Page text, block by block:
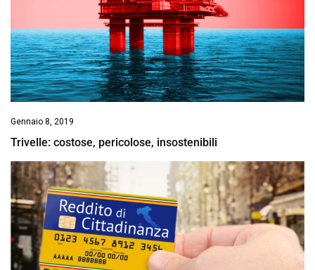
Gennaio 8, 2019
Trivelle: costose, pericolose, insostenibili